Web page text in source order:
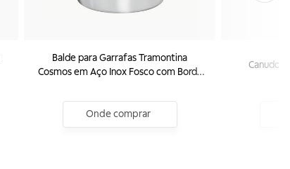
Balde para Garrafas Tramontina
Cosmos em Aço Inox Fosco com Borda
Onde comprar
Canudo